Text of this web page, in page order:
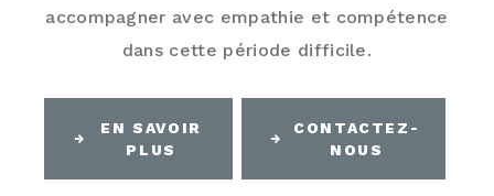
accompagner avec empathie et compétence
dans cette période difficile.
EN SAVOIR
PLUS
CONTACTEZ-
NOUS